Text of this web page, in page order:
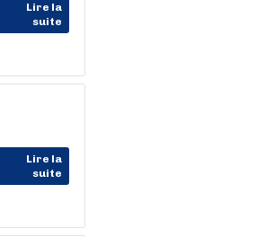
Lire la
suite
Lire la
suite